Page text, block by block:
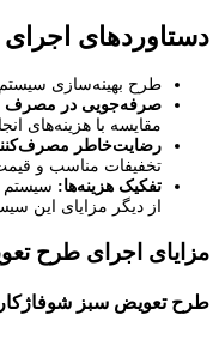
دستاوردهای
طرح بهینه‌سازی سیستم‌های گرمایشی فرسوده و
صرفه‌جویی در
مقایسه با هزینه‌های انجام‌شده، طی حدود ۳.۵ سال هزینه‌های نوسازی را برای خریداران جبران می‌کند.
رضایت‌خاطر
تخفیفات مناسب و
تفکیک هزینه‌ها: سیستم
از دیگر مزایای این
مزایای اجرای طرح
طرح تعویض سبز شوفاژکار